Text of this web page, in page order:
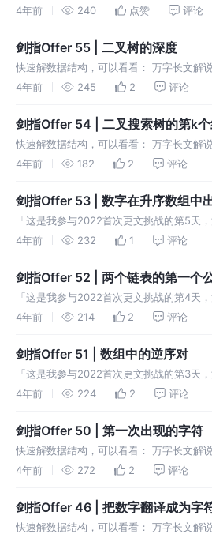
更文挑战] 快速解数据结构，可以看看： 万
4年前 240 点赞 评论
剑指Offer 55 | 二叉树的深度
快速解数据结构，可以看看： 万字长文解
55.二叉树的深度 题目描述 输入一棵二叉
4年前 245 2 评论
剑指Offer 54 | 二叉搜索树的第k个
快速解数据结构，可以看看： 万字长文解
54.二叉搜索树的第k个结点 题目描述 给定
4年前 182 2 评论
剑指Offer 53 | 数字在升序数组中
「这是我参与2022首次更文挑战的第5天
更文挑战」。 快速解数据结构，可以看看
4年前 232 1 评论
剑指Offer 52 | 两个链表的第一个
「这是我参与2022首次更文挑战的第4天
更文挑战」。 快速解数据结构，可以看看
4年前 214 2 评论
剑指Offer 51 | 数组中的逆序对
「这是我参与2022首次更文挑战的第3天
更文挑战」。 快速解数据结构，可以看看
4年前 224 2 评论
剑指Offer 50 | 第一次出现的字符
快速解数据结构，可以看看： 万字长文解
字符 题目描述 在一个字符串(0<=字符串
4年前 272 2 评论
剑指Offer 46 | 把数字翻译成为字
快速解数据结构，可以看看： 万字长文解